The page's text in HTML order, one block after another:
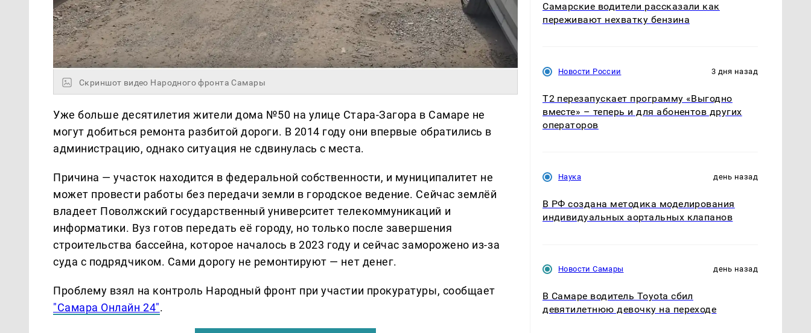
Скриншот видео Народного фронта Самары
Уже больше десятилетия жители дома №50 на улице Стара-Загора в Самаре не
могут добиться ремонта разбитой дороги. В 2014 году они впервые обратились в
администрацию, однако ситуация не сдвинулась с места.
Причина — участок находится в федеральной собственности, и муниципалитет не
может провести работы без передачи земли в городское ведение. Сейчас землёй
владеет Поволжский государственный университет телекоммуникаций и
информатики. Вуз готов передать её городу, но только после завершения
строительства бассейна, которое началось в 2023 году и сейчас заморожено из-за
суда с подрядчиком. Сами дорогу не ремонтируют — нет денег.
Проблему взял на контроль Народный фронт при участии прокуратуры, сообщает
"Самара Онлайн 24".
Самарские водители рассказали как
переживают нехватку бензина
Новости России 3 дня назад
Т2 перезапускает программу «Выгодно
вместе» – теперь и для абонентов других
операторов
Наука день назад
В РФ создана методика моделирования
индивидуальных аортальных клапанов
Новости Самары день назад
В Самаре водитель Toyota сбил
девятилетнюю девочку на переходе